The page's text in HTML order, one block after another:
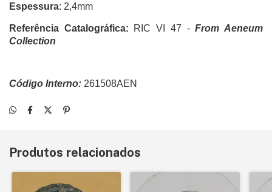
Espessura: 2,4mm
Referência Catalográfica: RIC VI 47 -From Aeneum
Collection
Código Interno: 261508AEN
Produtos relacionados